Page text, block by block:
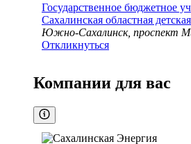
Государственное бюджетное
Сахалинская областная
Южно-Сахалинск, проспект
Откликнуться
Компании для вас